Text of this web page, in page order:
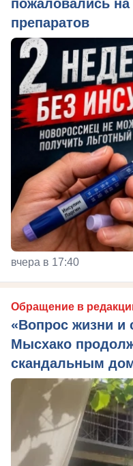
пожаловались на
препаратов
вчера в 17:40
Обращение в
«Вопрос жизни и
Мысхако
скандальным